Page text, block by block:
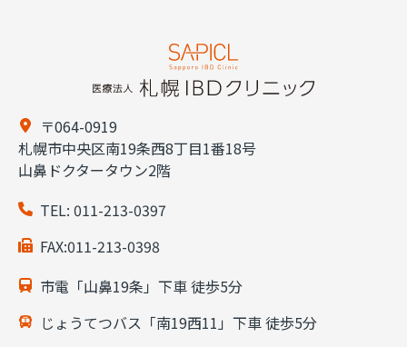
〒064-0919
札幌市中央区南19条西8丁目1番18号
山鼻ドクタータウン2階
TEL: 011-213-0397
FAX:011-213-0398
市電「山鼻19条」下車 徒歩5分
じょうてつバス「南19西11」下車 徒歩5分